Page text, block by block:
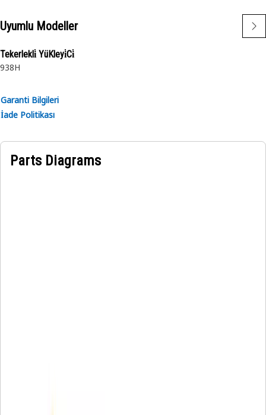
Uyumlu Modeller
Tekerlekli̇ YüKleyi̇Ci̇
938H
Garanti Bilgileri
İade Politikası
Parts Diagrams